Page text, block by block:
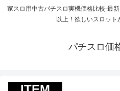
家スロ用中古パチスロ実機価格比較-最
以上！欲しいスロット
パチスロ価